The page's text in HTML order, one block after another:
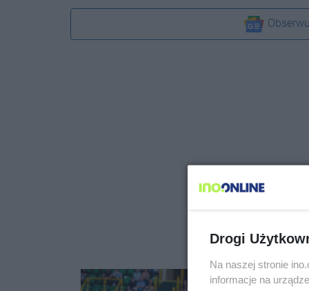
Drogi
Na naszej stronie
informacje na